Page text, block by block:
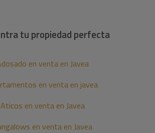
tu propiedad perfecta
en venta en Javea
en venta en javea
Aticos en venta en Javea
en venta en Javea